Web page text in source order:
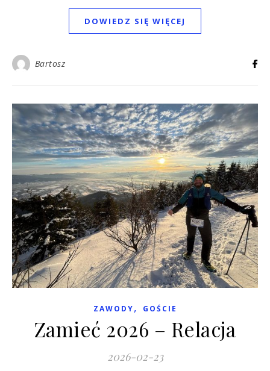
DOWIEDZ SIĘ WIĘCEJ
Bartosz
ZAWODY, GOŚCIE
Zamieć 2026 – Relacja
2026-02-23